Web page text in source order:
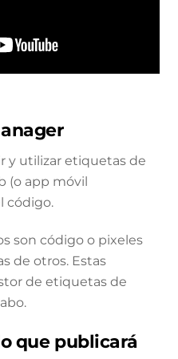
y utilizar etiquetas de
(o app móvil
código.
son código o pixeles
de otros. Estas
de etiquetas de
que publicará